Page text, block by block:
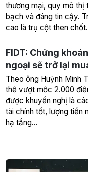
thương mại, quy mô thị
bạch và đáng tin cậy.
cao là trụ cột then chốt.
FIDT: Chứng
ngoại sẽ trở lại
Theo ông Huỳnh Minh
thể vượt mốc 2.000
được khuyến nghị là
tài chính tốt, lượng tiền
hạ tầng…